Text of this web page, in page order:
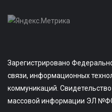
Зарегистрировано
связи, информационных
коммуникаций.
массовой информации ЭЛ